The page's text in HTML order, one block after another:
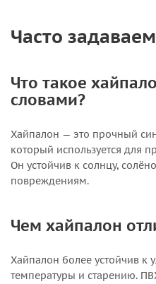
Часто
Что такое
словами?
Хайпалон — это прочный
который используется для
Он устойчив к солнцу,
повреждениям.
Чем хайпалон
Хайпалон более устойчив к
температуры и старению.